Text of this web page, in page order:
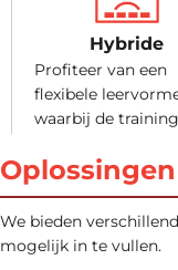
Hybride
Profiteer van een
flexibele
waarbij de training
volgen is, maar
cursisten ook
eigen gewenste
virtueel kunnen
Oplossingen
We bieden
mogelijk in te vullen.